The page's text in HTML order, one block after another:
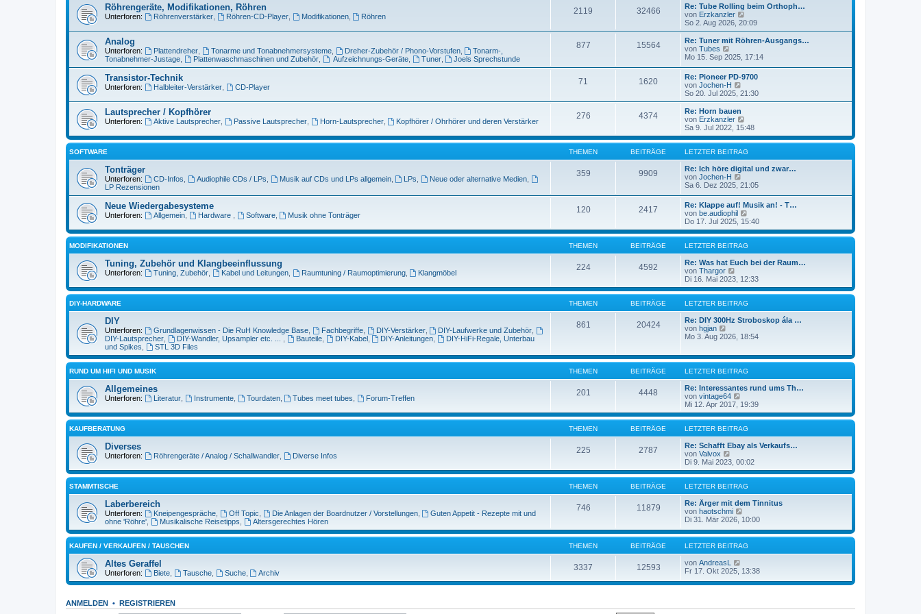
a
g
e
r
B
e
i
a
g
Röhrengeräte, Modifikationen, Röhren
Unterforen: Röhrenverstärker, Röhren-CD-Player, Modifikationen, Röhren
2119 32466
Re: Tube Rolling beim Orthoph…
von Erzkanzler
e
u
e
t
r
B
i
t
g
So 2. Aug 2026, 20:09
Analog
Unterforen: Plattendreher, Tonarme und Tonabnehmersysteme, Dreher-Zubehör / Phono-Vorstufen,
Tonarm-,
Tonabnehmer-Justage
Plattenwaschmaschinen und Zubehör, Aufzeichnungs-Geräte, Tuner, Joels Sprechstunde
877 15564
Re: Tuner mit Röhren-Ausgangs…
von Tubes
e
e
s
t
e
r
B
e
i
t
r
a
g
Mo 15. Sep 2025, 17:14
Transistor-Technik
Unterforen: Halbleiter-Verstärker, CD-Player
71 1620
Re: Pioneer PD-9700
von Jochen-H
e
u
s
t
r
B
e
i
r
g
So 20. Jul 2025, 21:30
Lautsprecher / Kopfhörer
Unterforen: Aktive Lautsprecher, Passive Lautsprecher, Horn-Lautsprecher, Kopfhörer / Ohrhörer und deren Verstärker
276 4374
Re: Horn bauen
von Erzkanzler
e
u
e
s
t
e
B
t
r
a
g
Sa 9. Jul 2022, 15:48
SOFTWARE THEMEN BEITRÄGE LETZTER BEITRAG
Tonträger
Unterforen: CD-Infos Audiophile CDs / LPs Musik auf CDs und LPs allgemein, LPs Neue oder alternative Medien
LP Rezensionen
359 9909
Re: Ich höre digital und zwar…
von Jochen-H
e
e
s
t
e
r
B
e
t
r
a
g
Sa 6. Dez 2025, 21:05
Neue Wiedergabesysteme
Unterforen: Allgemein, Hardware Software, Musik ohne Tonträger
120 2417
Re: Klappe auf! Musik an! - T…
von be.audiophil
e
u
e
t
e
B
e
i
r
a
Do 17. Jul 2025, 15:40
MODIFIKATIONEN THEMEN BEITRÄGE LETZTER BEITRAG
Tuning, Zubehör und Klangbeeinflussung
Unterforen: Tuning, Zubehör, Kabel und Leitungen, Raumtuning / Raumoptimierung, Klangmöbel
224 4592
Re: Was hat Euch bei der Raum…
von Thargor
e
u
e
s
t
e
B
t
r
g
Di 16. Mai 2023, 12:33
DIY-HARDWARE THEMEN BEITRÄGE LETZTER BEITRAG
DIY
Unterforen: Grundlagenwissen - Die RuH Knowledge Base, Fachbegriffe, DIY-Verstärker, DIY-Laufwerke und Zubehör
DIY-Lautsprecher
DIY-Wandler, Upsampler etc. ... Bauteile, DIY-Kabel, DIY-Anleitungen
DIY-HiFi-Regale, Unterbau
und Spikes
STL 3D Files
861 20424
Re: DIY 300Hz Stroboskop ála …
von hgjan
e
s
t
r
B
e
i
t
r
g
Mo 3. Aug 2026, 18:54
RUND UM HIFI UND MUSIK THEMEN BEITRÄGE LETZTER BEITRAG
Allgemeines
Unterforen: Literatur, Instrumente, Tourdaten, Tubes meet tubes Forum-Treffen
201 4448
Re: Interessantes rund ums Th…
von vintage64
e
u
e
s
t
e
B
e
i
t
r
a
g
Mi 12. Apr 2017, 19:39
KAUFBERATUNG THEMEN BEITRÄGE LETZTER BEITRAG
Diverses
Unterforen: Röhrengeräte / Analog / Schallwandler, Diverse Infos
225 2787
Re: Schafft Ebay als Verkaufs…
von Valvox
e
u
e
s
t
e
r
B
i
t
a
g
Di 9. Mai 2023, 00:02
STAMMTISCHE THEMEN BEITRÄGE LETZTER BEITRAG
Laberbereich
Unterforen: Kneipengespräche, Off Topic Die Anlagen der Boardnutzer / Vorstellungen,
Guten Appetit - Rezepte mit und
ohne 'Röhre'
Musikalische Reisetipps Altersgerechtes Hören
746 11879
Re: Ärger mit dem Tinnitus
von haotschmi
e
e
s
r
B
e
r
Di 31. Mär 2026, 10:00
KAUFEN / VERKAUFEN / TAUSCHEN THEMEN BEITRÄGE LETZTER BEITRAG
Altes Geraffel
Unterforen: Biete, Tausche, Suche, Archiv
3337 12593 von AndreasL
e
e
e
Fr 17. Okt 2025, 13:38
ANMELDEN • REGISTRIEREN